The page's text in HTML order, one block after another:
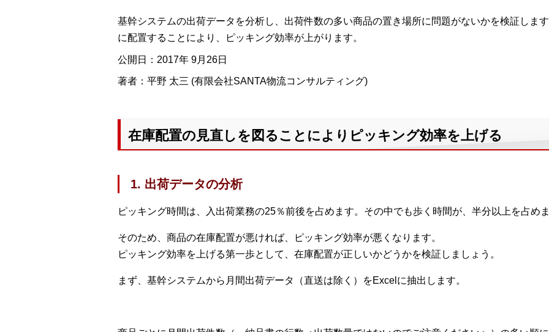
基幹システムの出荷データを分析し、出荷件数の多い商品の置き場所に問題がないかを検証しま
に配置することにより、ピッキング効率が上がります。
公開日：2017年 9月26日
著者：平野 太三 (有限会社SANTA物流コンサルティング)
在庫配置の見直しを図ることによりピッキング効率を上げる
1. 出荷データの分析
ピッキング時間は、入出荷業務の25％前後を占めます。その中でも歩く時間が、半分以上を占め
そのため、商品の在庫配置が悪ければ、ピッキング効率が悪くなります。
ピッキング効率を上げる第一歩として、在庫配置が正しいかどうかを検証しましょう。
まず、基幹システムから月間出荷データ（直送は除く）をExcelに抽出します。